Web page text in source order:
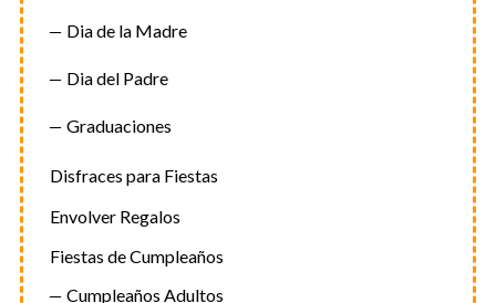
Dia de la Madre
Dia del Padre
Graduaciones
Disfraces para Fiestas
Envolver Regalos
Fiestas de Cumpleaños
Cumpleaños Adultos